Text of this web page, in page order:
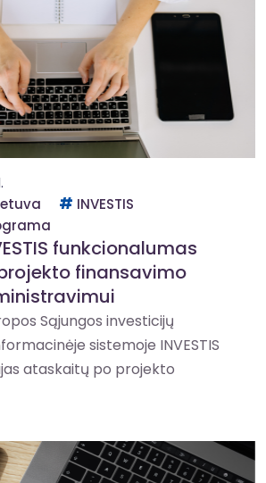
INVESTIS
funkcionalumas
finansavimo
Sąjungos investicijų
sistemoje INVESTIS
ataskaitų po projekto